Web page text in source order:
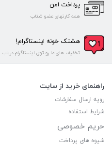
پرداخت امن
همه کارتهای عضو شتاب
هشتک خونه اینستاگرام!
تخفیف های ما رو توی اینستاگرام دریاب
راهنمای خرید از سایت
رویه ارسال سفارشات
شرایط استفاده
حریم خصوصی
شیوه های پرداخت